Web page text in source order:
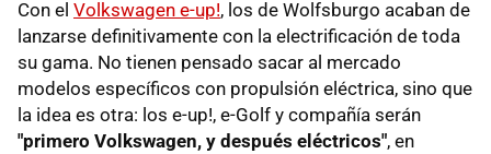
Con el Volkswagen e-up!, los de Wolfsburgo acaban de
lanzarse definitivamente con la electrificación de toda
su gama. No tienen pensado sacar al mercado
modelos específicos con propulsión eléctrica, sino que
la idea es otra: los e-up!, e-Golf y compañía serán
"primero Volkswagen, y después eléctricos", en